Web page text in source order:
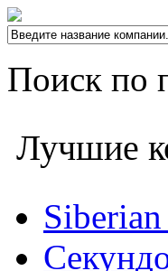
Поиск по
Лучшие